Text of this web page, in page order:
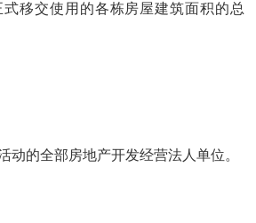
移交使用的各栋房屋建筑面积的总
的全部房地产开发经营法人单位。